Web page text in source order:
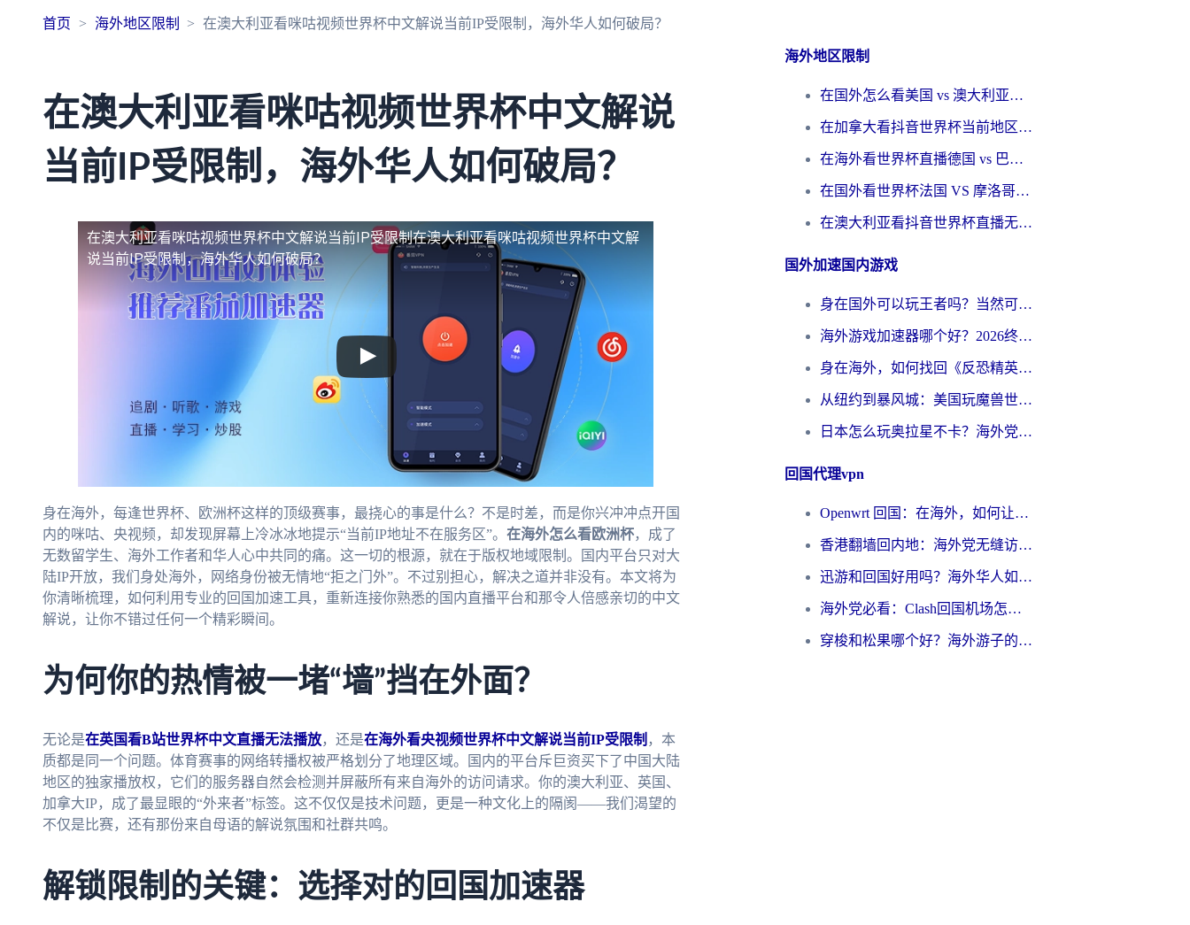
首页 海外地区限制 在澳大利亚看咪咕视频世界杯中文解说当前IP受限制，海外华人如何破局？
在澳大利亚看咪咕视频世界杯中文解说
当前IP受限制，海外华人如何破局？
在澳大利亚看咪咕视频世界杯中文解说当前IP受限制在澳大利亚看咪咕视频世界杯中文解
说当前IP受限制，海外华人如何破局？
身在海外，每逢世界杯、欧洲杯这样的顶级赛事，最挠心的事是什么？不是时差，而是你兴冲冲点开国
内的咪咕、央视频，却发现屏幕上冷冰冰地提示“当前IP地址不在服务区”。 在海外怎么看欧洲杯，成了
无数留学生、海外工作者和华人心中共同的痛。这一切的根源，就在于版权地域限制。国内平台只对大
陆IP开放，我们身处海外，网络身份被无情地“拒之门外”。不过别担心，解决之道并非没有。本文将为
你清晰梳理，如何利用专业的回国加速工具，重新连接你熟悉的国内直播平台和那令人倍感亲切的中文
解说，让你不错过任何一个精彩瞬间。
为何你的热情被一堵“墙”挡在外面？
无论是在英国看B站世界杯中文直播无法播放，还是在海外看央视频世界杯中文解说当前IP受限制 ，本
质都是同一个问题。体育赛事的网络转播权被严格划分了地理区域。国内的平台斥巨资买下了中国大陆
地区的独家播放权，它们的服务器自然会检测并屏蔽所有来自海外的访问请求。你的澳大利亚、英国、
加拿大IP，成了最显眼的“外来者”标签。这不仅仅是技术问题，更是一种文化上的隔阂——我们渴望的
不仅是比赛，还有那份来自母语的解说氛围和社群共鸣。
解锁限制的关键：选择对的回国加速器
海外地区限制
在国外怎么看美国 vs 澳大利亚世界杯直播？海外党必藏的中文解说观赛指南
在加拿大看抖音世界杯当前地区不可播放？海外党体育观赛终极指南
在海外看世界杯直播德国 vs 巴拉圭当前IP受限制？这篇指南帮你轻松解决地区限制
在国外看世界杯法国 VS 摩洛哥仅限中国大陆？别让地域限制拦下你的欢呼
在澳大利亚看抖音世界杯直播无法播放？海外党体育观赛终极指南来了！
国外加速国内游戏
身在国外可以玩王者吗？当然可以，但你需要这份“加速”指南
海外游戏加速器哪个好？2026终极指南帮你畅玩国服+解决卡顿难题
身在海外，如何找回《反恐精英：全球攻势》国服的丝滑手感？一份给你的终极指南
从纽约到暴风城：美国玩魔兽世界，如何找到你的最佳网络航线
日本怎么玩奥拉星不卡？海外党国服游戏加速器选择全攻略
回国代理vpn
Openwrt 回国：在海外，如何让家的网络触手可及
香港翻墙回内地：海外党无缝访问国内资源的加速器选择全攻略
迅游和回国好用吗？海外华人如何选择靠谱的回国加速器
海外党必看：Clash回国机场怎么选？一篇搞定无缝访问国内资源的全攻略
穿梭和松果哪个好？海外游子的数字归乡路，到底该怎么选